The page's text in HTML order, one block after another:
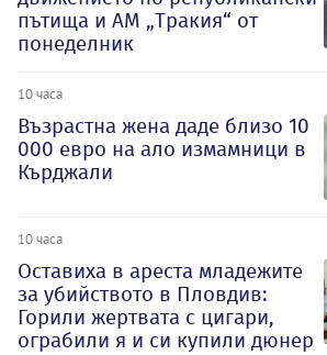
пътища и АМ „Тракия“ от
понеделник
10 часа
Възрастна жена даде близо 10
000 евро на ало измамници в
Кърджали
10 часа
Оставиха в ареста младежите
за убийството в Пловдив:
Горили жертвата с цигари,
ограбили я и си купили дюнер